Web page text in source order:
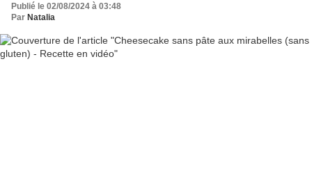
Publié le 02/08/2024 à 03:48
Par Natalia